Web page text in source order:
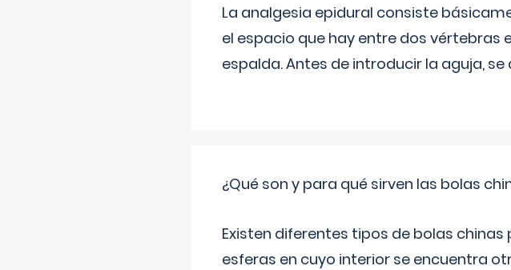
La analgesia epidural consiste
el espacio que hay entre dos vértebras
espalda. Antes de introducir la aguja,
¿Qué son y para qué sirven las bolas
Existen diferentes tipos de bolas
esferas en cuyo interior se encuentra